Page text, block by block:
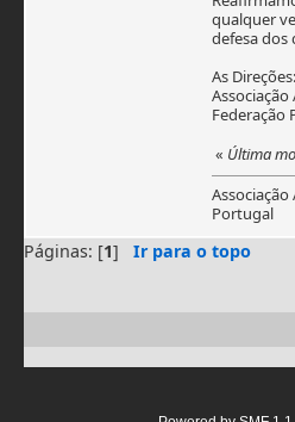
qualquer
defesa dos
As Direções:
Federação
« Última
Portugal
Páginas: [1] Ir para o topo